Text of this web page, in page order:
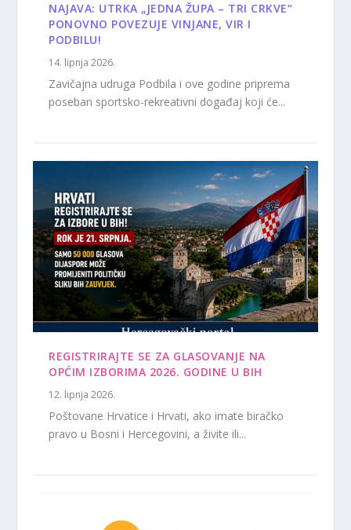
NAJAVA: UTRKA „JEDNA ŽUPA – TRI CRKVE“
PONOVNO POVEZUJE VINJANE, VIR I
PODBILU!
14. lipnja 2026.
Zavičajna udruga Podbila i ove godine priprema
poseban sportsko-rekreativni događaj koji će...
REGISTRIRAJTE SE ZA GLASOVANJE NA
OPĆIM IZBORIMA 2026. GODINE U BIH
12. lipnja 2026.
Poštovane Hrvatice i Hrvati, ako imate biračko
pravo u Bosni i Hercegovini, a živite ili...